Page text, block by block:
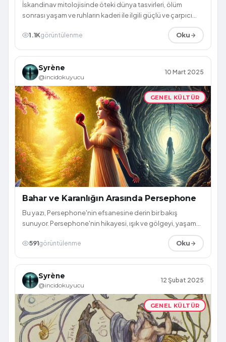
İskandinav mitolojisinde öteki dünya tasvirleri, ölüm
sonrası yaşam ve ruhların kaderi ile ilgili güçlü ve çarpıcı
1.1Kgörüntülenme Oku
Syrène
@incidokuyucu
10 Mart 2025
GENEL KÜLTÜR
Bahar ve Karanlığın Arasında Persephone
Bu yazı, Persephone'nin efsanesine derin bir bakış
sunuyor. Persephone'nin hikayesi, ışık ve gölgeyi, yaşam
591görüntülenme Oku
Syrène
@incidokuyucu
12 Şubat 2025
GENEL KÜLTÜR